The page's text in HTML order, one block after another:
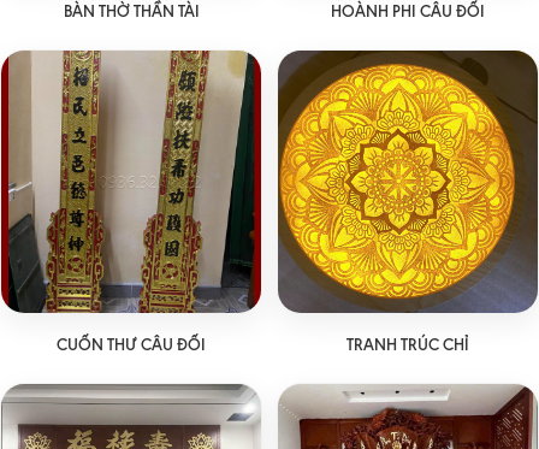
BÀN THỜ THẦN TÀI HOÀNH PHI CÂU ĐỐI
CUỐN THƯ CÂU ĐỐI TRANH TRÚC CHỈ